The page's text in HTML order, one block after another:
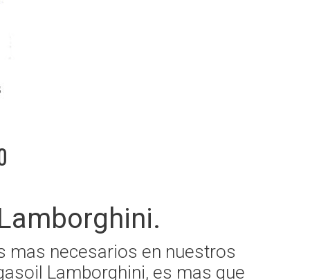
mas necesarios en nuestros
Lamborghini, es mas que